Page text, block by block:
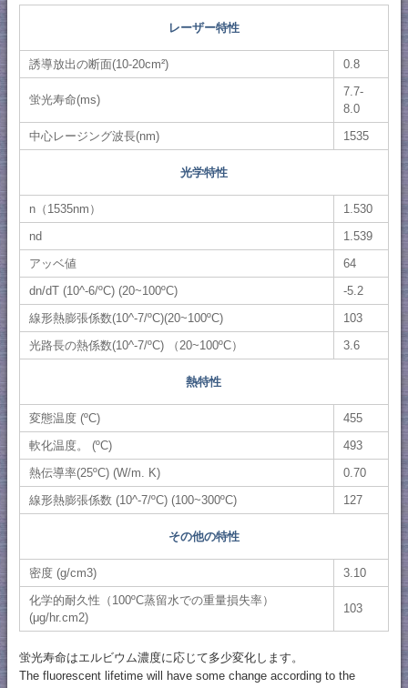
レーザー特性
誘導放出の断面(10-20cm²) 0.8
蛍光寿命(ms)
7.7-
8.0
中心レージング波長(nm)
1535
光学特性
n（1535nm）
1.530
nd
1.539
アッベ値
64
dn/dT (10^-6/ºC) (20~100ºC)
-5.2
線形熱膨張係数(10^-7/ºC)(20~100ºC)
103
光路長の熱係数(10^-7/ºC) （20~100ºC）
3.6
熱特性
変態温度 (ºC)
455
軟化温度。 (ºC)
493
熱伝導率(25ºC) (W/m. K)
0.70
線形熱膨張係数 (10^-7/ºC) (100~300ºC)
127
その他の特性
密度 (g/cm3)
3.10
化学的耐久性（100ºC蒸留水での重量損失率）
(μg/hr.cm2)
103
蛍光寿命はエルビウム濃度に応じて多少変化します。
The fluorescent lifetime will have some change according to the